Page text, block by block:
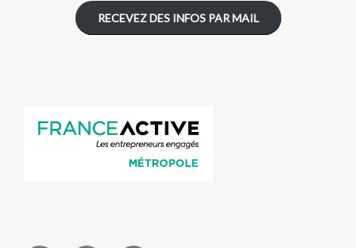
RECEVEZ DES INFOS PAR MAIL